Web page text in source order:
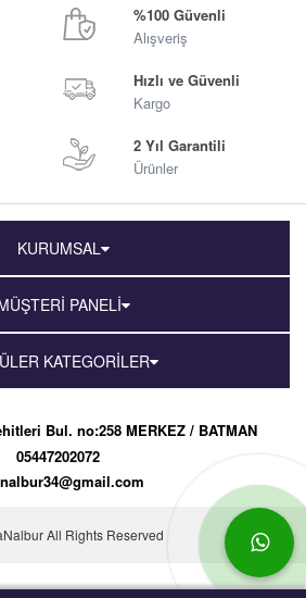
%100 Güvenli
Alışveriş
Hızlı ve Güvenli
Kargo
2 Yıl Garantili
Ürünler
KURUMSAL
PANELİ
KATEGORİLER
Bul. no:258 MERKEZ / BATMAN
05447202072
All Rights Reserved